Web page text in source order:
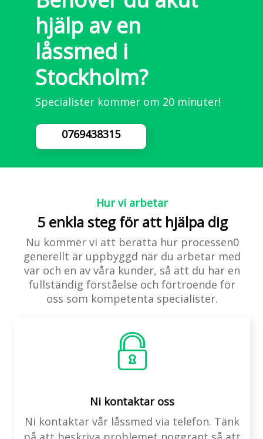
hjälp av en
låssmed i
Stockholm?
Specialister kommer om 20 minuter!
0769438315
Hur vi arbetar
5 enkla steg för att hjälpa dig
Nu kommer vi att berätta hur processen0
generellt är uppbyggd när du arbetar med
var och en av våra kunder, så att du har en
fullständig förståelse och förtroende för
oss som kompetenta specialister.
Ni kontaktar oss
Ni kontaktar vår låssmed via telefon. Tänk